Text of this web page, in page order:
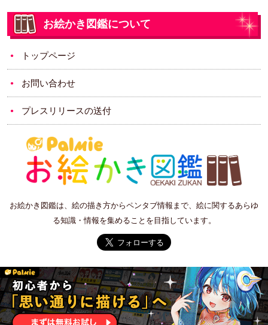
お絵かき図鑑について
トップページ
お問い合わせ
プレスリリースの送付
お絵かき図鑑は、絵の描き方からペンタブ情報まで、絵に関するあらゆ
る知識・情報を集めることを目指しています。